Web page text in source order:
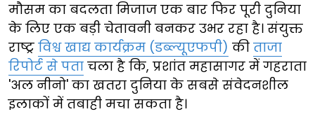
मौसम का बदलता मिजाज एक बार फिर पूरी दुनिया
के लिए एक बड़ी चेतावनी बनकर उभर रहा है। संयुक्त
राष्ट्र विश्व खाद्य कार्यक्रम (डब्ल्यूएफपी) की ताजा
रिपोर्ट से पता चला है कि, प्रशांत महासागर में गहराता
'अल नीनो' का खतरा दुनिया के सबसे संवेदनशील
इलाकों में तबाही मचा सकता है।